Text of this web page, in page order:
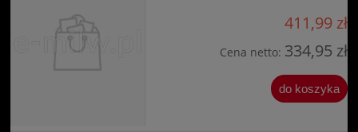
411,99 zł
Cena netto: 334,95 zł
do koszyka